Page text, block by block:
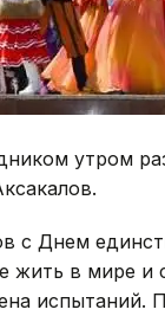
утром
с Днем
жить в мире и
испытаний.